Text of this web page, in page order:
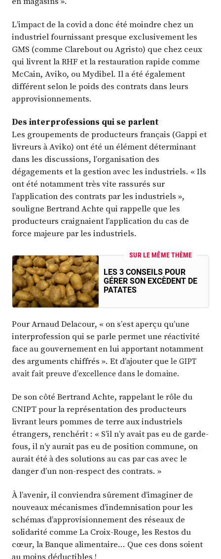
L’impact de la covid a donc été moindre chez un
industriel fournissant presque exclusivement les
GMS (comme Clarebout ou Agristo) que chez ceux
qui livrent la RHF et la restauration rapide comme
McCain, Aviko, ou Mydibel. Il a été également
différent selon le poids des contrats dans leurs
approvisionnements.
Des interprofessions qui se parlent
Les groupements de producteurs français (Gappi et
livreurs à Aviko) ont été un élément déterminant
dans les discussions, l’organisation des
dégagements et la gestion avec les industriels. « Ils
ont été notamment très vite rassurés sur
l’application des contrats par les industriels »,
souligne Bertrand Achte qui rappelle que les
producteurs craignaient l’application du cas de
force majeure par les industriels.
SUR LE MÊME THÈME
LES 3 CONSEILS POUR
GÉRER SON EXCÈDENT DE
PATATES
Pour Arnaud Delacour, « on s’est aperçu qu’une
interprofession qui se parle permet une réactivité
face au gouvernement en lui apportant notamment
des arguments chiffrés ». Et d’ajouter que le GIPT
avait fait preuve d’excellence dans le domaine.
De son côté Bertrand Achte, rappelant le rôle du
CNIPT pour la représentation des producteurs
livrant leurs pommes de terre aux industriels
étrangers, renchérit : « S’il n’y avait pas eu de garde-
fous, il n’y aurait pas eu de position commune, on
aurait été à des solutions au cas par cas avec le
danger d’un non-respect des contrats. »
À l’avenir, il conviendra sûrement d’imaginer de
nouveaux mécanismes d’indemnisation pour les
schémas d’approvisionnement des réseaux de
solidarité comme La Croix-Rouge, les Restos du
cœur, la Banque alimentaire… Que ces dons soient
au moins déductibles !